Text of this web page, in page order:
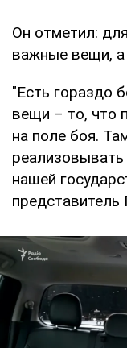
Он отметил:
важные вещи, а
"Есть гораздо
вещи – то, что
на поле боя.
нашей